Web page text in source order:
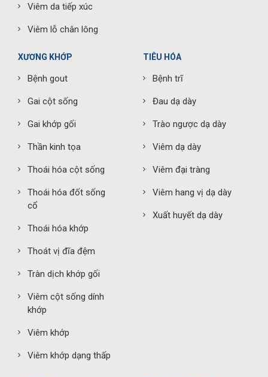
Viêm da tiếp xúc
Viêm lỗ chân lông
XƯƠNG KHỚP
Bệnh gout
Gai cột sống
Gai khớp gối
Thần kinh tọa
Thoái hóa cột sống
Thoái hóa đốt sống
cổ
Thoái hóa khớp
Thoát vị đĩa đệm
Tràn dịch khớp gối
Viêm cột sống dính
khớp
Viêm khớp
Viêm khớp dạng thấp
TIÊU HÓA
Bệnh trĩ
Đau dạ dày
Trào ngược dạ dày
Viêm dạ dày
Viêm đại tràng
Viêm hang vị dạ dày
Xuất huyết dạ dày